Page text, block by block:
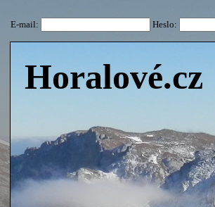
E-mail: Heslo:
Horalové.cz